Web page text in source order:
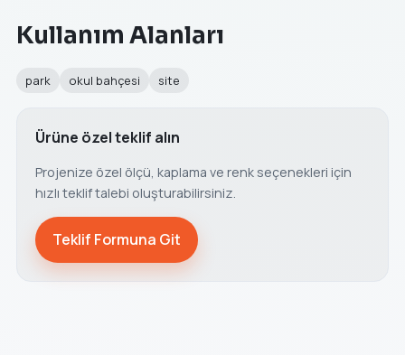
Kullanım Alanları
park okul bahçesi site
Ürüne özel teklif alın
Projenize özel ölçü, kaplama ve renk seçenekleri için
hızlı teklif talebi oluşturabilirsiniz.
Teklif Formuna Git